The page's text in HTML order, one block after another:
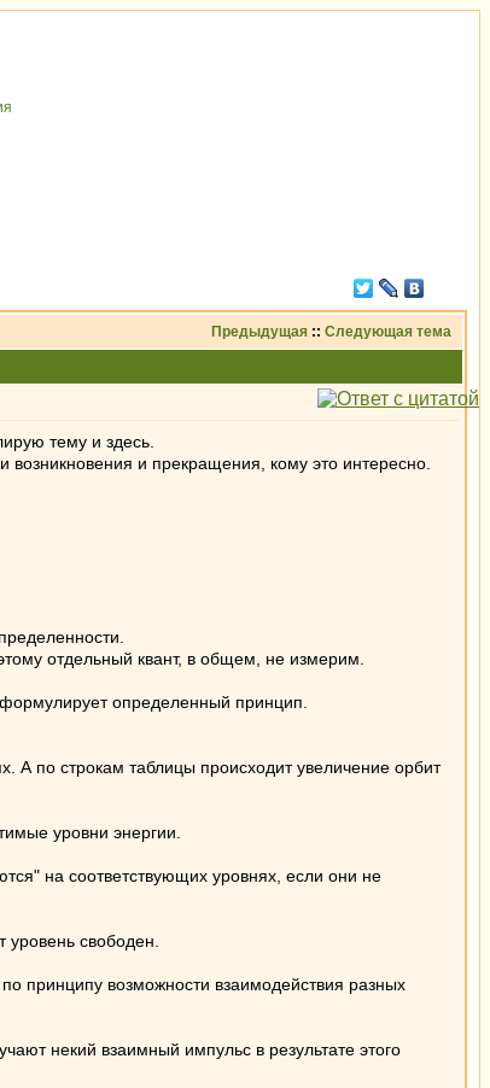
Предыдущая :: Следующая тема
тему и здесь.
и прекращения, кому это интересно.
отдельный квант, в общем, не измерим.
определенный принцип.
А по строкам таблицы происходит увеличение орбит
уровни энергии.
на соответствующих уровнях, если они не
уровень свободен.
принципу возможности взаимодействия разных
некий взаимный импульс в результате этого